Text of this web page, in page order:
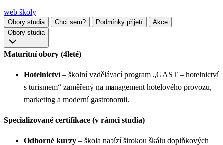
web školy
Obory studia Chci sem? Podmínky přijetí
Akce
Obory studia
Maturitní obory (4leté)
Hotelnictví– školní vzdělávací program „GAST – hotelnictví
s turismem“ zaměřený na management hotelového provozu,
marketing a moderní gastronomii.
Specializované certifikace (v rámci studia)
Odborné kurzy – škola nabízí širokou škálu doplňkových